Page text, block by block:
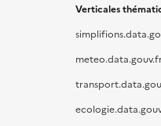
Verticales